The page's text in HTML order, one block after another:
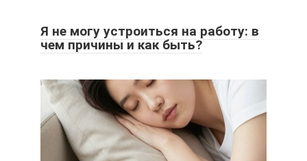
Я не могу устроиться на работу: в
чем причины и как быть?